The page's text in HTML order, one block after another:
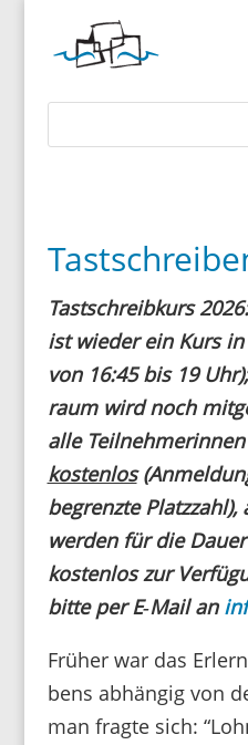
Tast­schreib­kurs
ist wieder ein Kurs
von 16:45 bis 19
raum wird noch
alle
kostenlos
begrenzte
werden für die
kostenlos zur
bitte per E‑Mail an
Früher war das
bens abhängig von
man fragte sich: